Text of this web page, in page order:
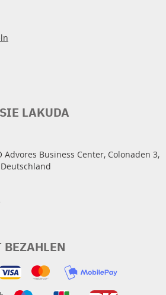
LAKUDA
Advores Business Center, Colonaden 3,